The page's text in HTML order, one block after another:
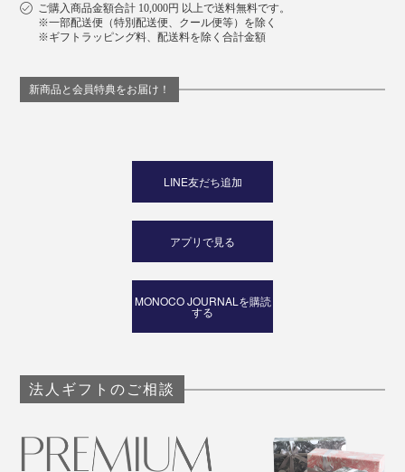
ご購入商品金額合計 10,000円 以上で送料無料です。
※一部配送便（特別配送便、クール便等）を除く
※ギフトラッピング料、配送料を除く合計金額
新商品と会員特典をお届け！
LINE友だち追加
アプリで見る
MONOCO JOURNALを購読
する
法人ギフトのご相談